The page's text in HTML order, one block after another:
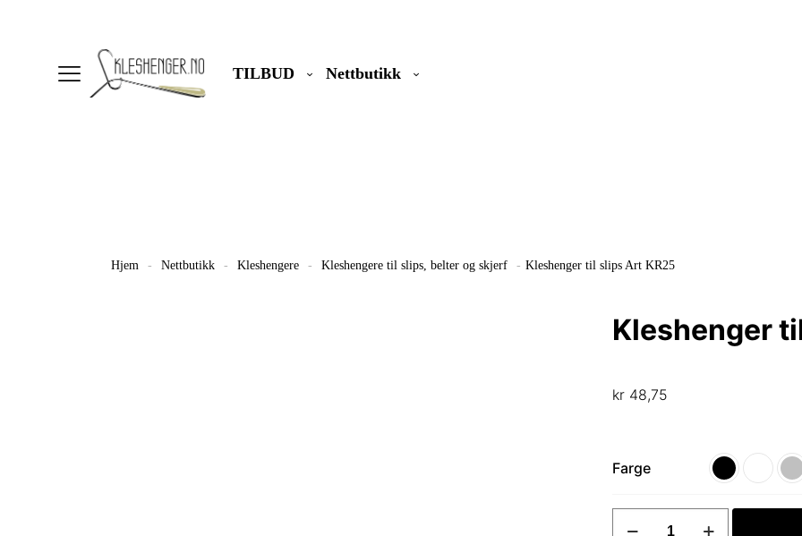
TILBUD Nettbutikk
Hjem - Nettbutikk - Kleshengere - Kleshengere til slips, belter og skjerf - Kleshenger til slips Art KR25
Kleshenger
kr 48,75
Farge